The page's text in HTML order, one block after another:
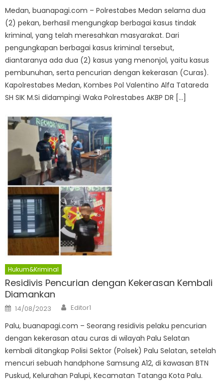
Medan, buanapagi.com – Polrestabes Medan selama dua
(2) pekan, berhasil mengungkap berbagai kasus tindak
kriminal, yang telah meresahkan masyarakat. Dari
pengungkapan berbagai kasus kriminal tersebut,
diantaranya ada dua (2) kasus yang menonjol, yaitu kasus
pembunuhan, serta pencurian dengan kekerasan (Curas).
Kapolrestabes Medan, Kombes Pol Valentino Alfa Tatareda
SH SIK M.Si didampingi Waka Polrestabes AKBP DR […]
Hukum&Kriminal
Residivis Pencurian dengan Kekerasan Kembali
Diamankan
Posted
on
14/08/2023 Author
Editor1
Palu, buanapagi.com – Seorang residivis pelaku pencurian
dengan kekerasan atau curas di wilayah Palu Selatan
kembali ditangkap Polisi Sektor (Polsek) Palu Selatan, setelah
mencuri sebuah handphone Samsung A12, di kawasan BTN
Puskud, Kelurahan Palupi, Kecamatan Tatanga Kota Palu.